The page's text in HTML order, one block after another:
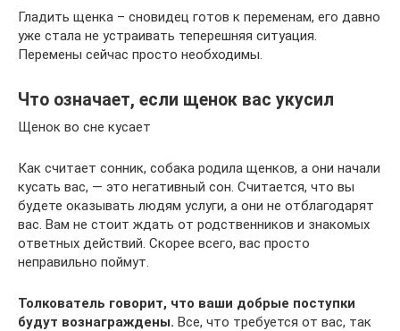
Гладить щенка – сновидец готов к переменам, его давно
уже стала не устраивать теперешняя ситуация.
Перемены сейчас просто необходимы.
Что означает, если щенок вас укусил
Щенок во сне кусает
Как считает сонник, собака родила щенков, а они начали
кусать вас, — это негативный сон. Считается, что вы
будете оказывать людям услуги, а они не отблагодарят
вас. Вам не стоит ждать от родственников и знакомых
ответных действий. Скорее всего, вас просто
неправильно поймут.
Толкователь говорит, что ваши добрые поступки
будут вознаграждены. Все, что требуется от вас, так